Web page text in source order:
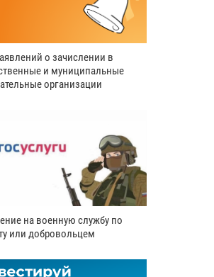
о зачислении в
и муниципальные
организации
на военную службу по
или добровольцем